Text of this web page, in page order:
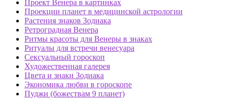
Проект Венера в картинках
Проекции планет в медицинской астрологии
Растения знаков Зодиака
Ретроградная Венера
Ритмы красоты для Венеры в знаках
Ритуалы для встречи венесуара
Сексуальный гороскоп
Художественная галерея
Цвета и знаки Зодиака
Экономика любви в гороскопе
Пуджи (божествам 9 планет)